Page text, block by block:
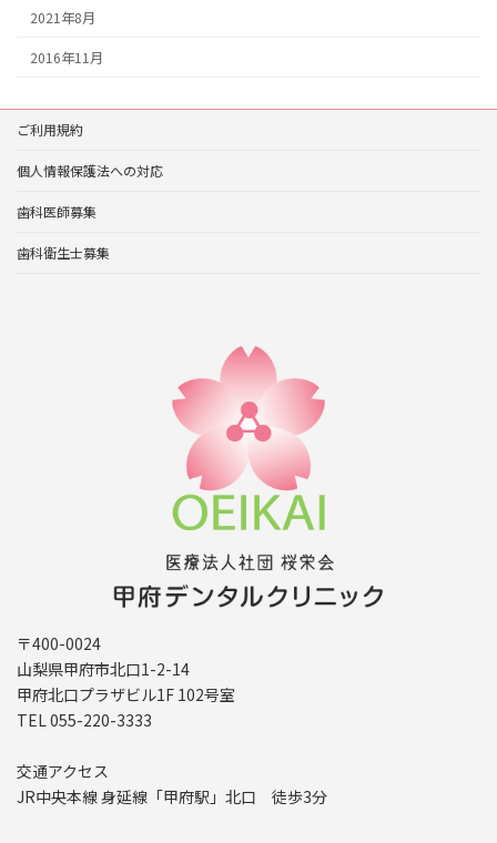
2021年8月
2016年11月
ご利用規約
個人情報保護法への対応
歯科医師募集
歯科衛生士募集
〒400-0024
山梨県甲府市北口1-2-14
甲府北口プラザビル1F 102号室
TEL 055-220-3333
交通アクセス
JR中央本線 身延線「甲府駅」北口 徒歩3分